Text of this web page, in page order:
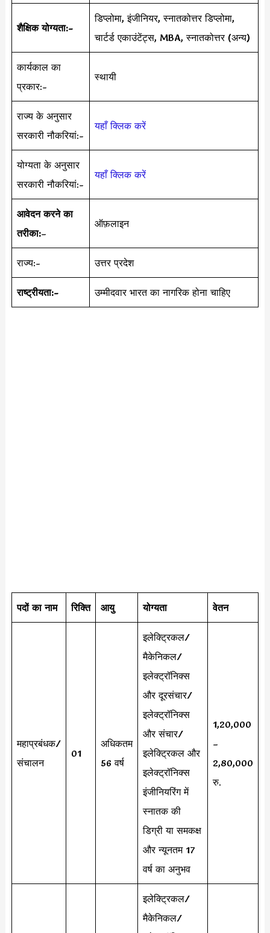
शैक्षिक योग्यता:-
डिप्लोमा, इंजीनियर, स्नातकोत्तर डिप्लोमा,
चार्टर्ड एकाउंटेंट्स, MBA, स्नातकोत्तर (अन्य)
कार्यकाल का
प्रकार:-
स्थायी
राज्य के अनुसार
सरकारी नौकरियां:-
यहाँ क्लिक करें
योग्यता के अनुसार
सरकारी नौकरियां:-
यहाँ क्लिक करें
आवेदन करने का
तरीका:–
ऑफ़लाइन
राज्य:- उत्तर प्रदेश
राष्ट्रीयता:- उम्मीदवार भारत का नागरिक होना चाहिए
पदों का नाम रिक्ति आयु योग्यता वेतन
महाप्रबंधक/
संचालन
01
अधिकतम
56 वर्ष
इलेक्ट्रिकल/
मैकेनिकल/
इलेक्ट्रॉनिक्स
और दूरसंचार/
इलेक्ट्रॉनिक्स
और संचार/
इलेक्ट्रिकल और
इलेक्ट्रॉनिक्स
इंजीनियरिंग में
स्नातक की
डिग्री या समकक्ष
और न्यूनतम 17
वर्ष का अनुभव
1,20,000
–
2,80,000
रु.
इलेक्ट्रिकल/
मैकेनिकल/